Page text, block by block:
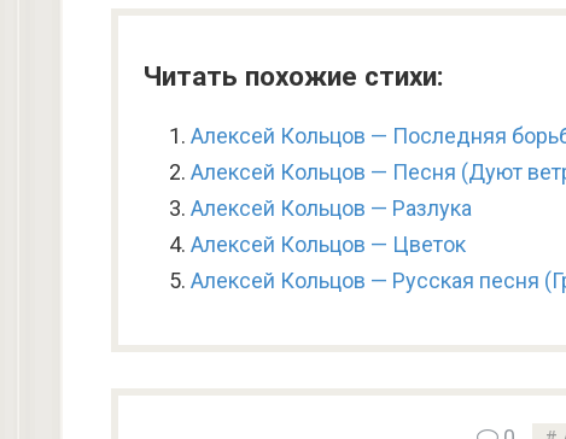
Читать похожие стихи:
Алексей Кольцов — Последняя
Алексей Кольцов — Песня (Дуют
Алексей Кольцов — Разлука
Алексей Кольцов — Цветок
Алексей Кольцов — Русская песня